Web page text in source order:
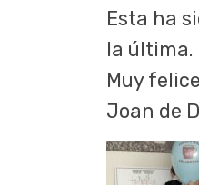
Esta ha
la última.
Muy
Joan de